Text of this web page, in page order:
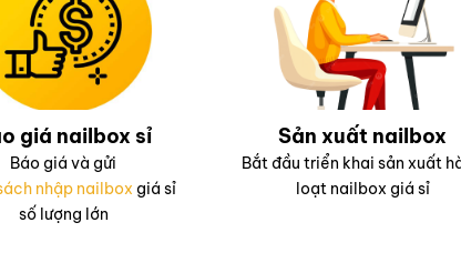
giá nailbox sỉ
Báo giá và gửi
nhập nailbox giá sỉ
số lượng lớn
Sản xuất nailbox
Bắt đầu triển khai sản xuất
loạt nailbox giá sỉ